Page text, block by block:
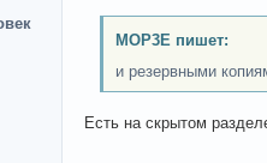
MOP3E пишет:
и резервными
Есть на скрытом